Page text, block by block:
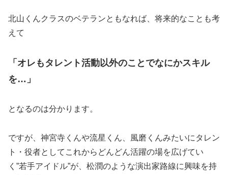
北山くんクラスのベテランともなれば、将来的なことも考
えて
「オレもタレント活動以外のことでなにかスキル
を…」
となるのは分かります。
ですが、神宮寺くんや流星くん、風磨くんみたいにタレン
ト・役者としてこれからどんどん活躍の場を広げてい
く”若手アイドル”が、松潤のような演出家路線に興味を持